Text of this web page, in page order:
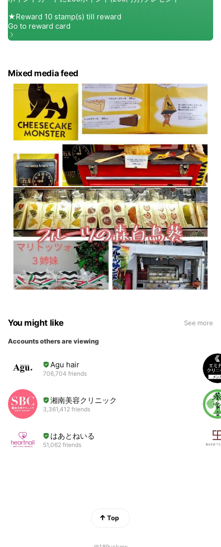
Mixed media feed
You might like See more
Accounts others are viewing
Agu hair
706,704 friends
湘南美容クリニック
3,361,412 friends
はあとねいる
51,062 friends
Top